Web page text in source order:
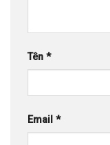
Tên *
Email *